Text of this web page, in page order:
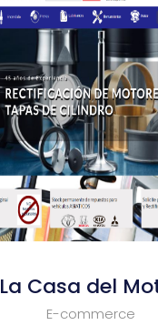
La Casa del
E-commerce